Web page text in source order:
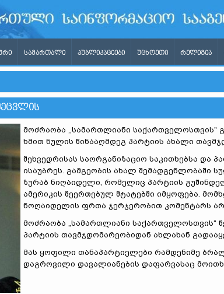
ᲡᲐᲛᲐᲠᲗᲐᲚᲘ ᲞᲣᲑᲚᲘᲙᲐᲪᲘᲔᲑᲘ ᲣᲪᲮᲝᲔᲗᲘ ᲠᲔᲚᲘᲒᲘᲐ
მოძრაობა ,,სამართლიანი საქართველოსთვის"
ხმით ნულის წინააღმდეგ პარტიის ახალი
შეხვედრისას საორგანიზაციო საკითხებსა და
ისაუბრეს. გამგეობის ახალ შემადგენლობაში
ზურაბ ნიღაიდელი, რომელიც პარტიის
ამერიკის შეერთებულ შტატებში იმყოფება.
ნოღაიდელის ფრთა ჯერჯერობით კომენტარს არ
მოძრაობა „სამართლიანი საქართველოსთვის“
პარტიის თავმჯდომარეობიდან ახლახან
მას ყოფილი თანაპარტიელები რამდენიმე
დაგროვილი დავალიანების დაფარვასაც